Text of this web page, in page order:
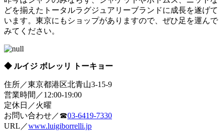
どを揃えたトータルラグジュアリーブランドに成長を遂げて
います。東京にもショップがありますので、ぜひ足を運んで
みてください。
◆ ルイジ ボレッリ トーキョー
住所／東京都港区北青山3-15-9
営業時間／12:00-19:00
定休日／火曜
お問い合わせ／☎03-6419-7330
URL／www.luigiborrelli.jp